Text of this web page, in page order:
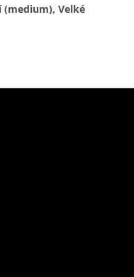
(medium), Velké